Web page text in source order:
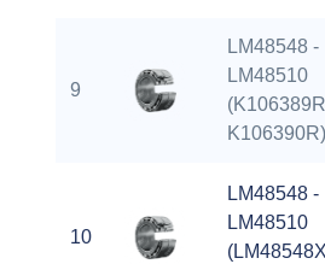
9
LM48548 -
LM48510
K106390R)
10
LM48548 -
LM48510